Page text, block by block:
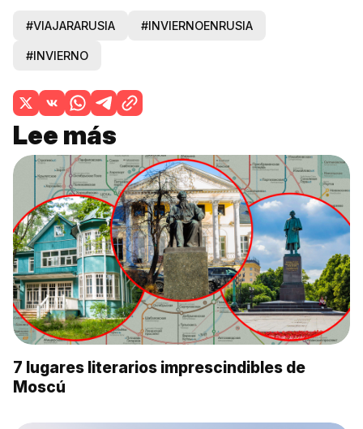
#VIAJARARUSIA #INVIERNOENRUSIA
#INVIERNO
Lee más
7 lugares literarios imprescindibles de
Moscú